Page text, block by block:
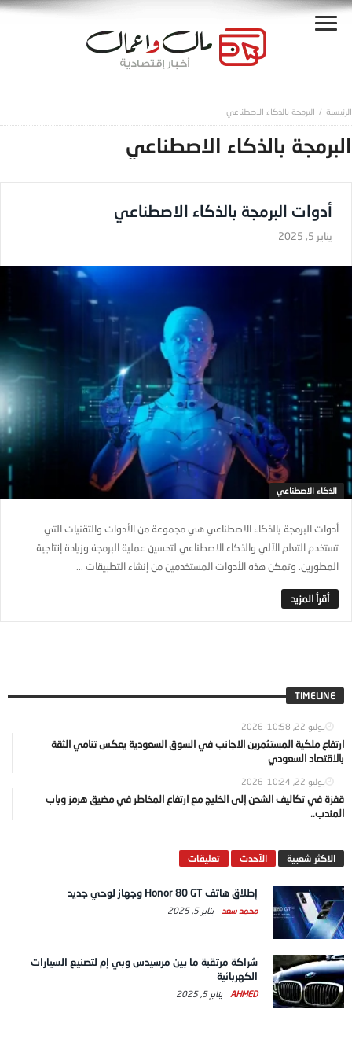
البرمجة بالذكاء الاصطناعي
البرمجة بالذكاء الاصطناعي
أدوات البرمجة بالذكاء الاصطناعي
يناير 5, 2025
الذكاء الاصطناعي
أدوات البرمجة بالذكاء الاصطناعي هي مجموعة من الأدوات والتقنيات التي
تستخدم التعلم الآلي والذكاء الاصطناعي لتحسين عملية البرمجة وزيادة إنتاجية
المطورين. وتمكن هذه الأدوات المستخدمين من إنشاء التطبيقات ...
TIMELINE
يوليو 22, 2026 10:58
ارتفاع ملكية المستثمرين الاجانب في السوق السعودية يعكس تنامي الثقة
بالاقتصاد السعودي
يوليو 22, 2026 10:24
قفزة في تكاليف الشحن إلى الخليج مع ارتفاع المخاطر في مضيق هرمز وباب
المندب..
الاكثر شعبية الآحدث تعليقات
إطلاق هاتف Honor 80 GT وجهاز لوحي جديد
محمد سعد يناير 5, 2025
شراكة مرتقبة ما بين مرسيدس وبي إم لتصنيع السيارات
الكهربائية
AHMED يناير 5, 2025